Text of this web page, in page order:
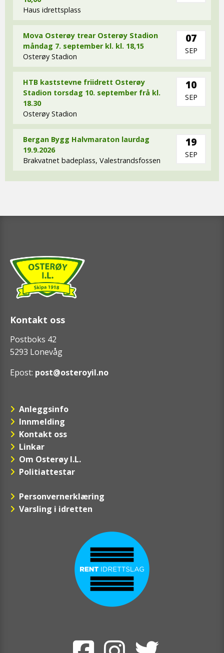
Haus idrettsplass
Mova Osterøy trear Osterøy Stadion
måndag 7. september kl. kl. 18,15
Osterøy Stadion
07
SEP
HTB kaststevne friidrett Osterøy
Stadion torsdag 10. september frå kl.
18.30
Osterøy Stadion
10
SEP
Bergan Bygg Halvmaraton laurdag
19.9.2026
Brakvatnet badeplass, Valestrandsfossen
19
SEP
Kontakt oss
Postboks 42
5293 Lonevåg
Epost: post@osteroyil.no
Anleggsinfo
Innmelding
Kontakt oss
Linkar
Om Osterøy I.L.
Politiattestar
Personvernerklæring
Varsling i idretten